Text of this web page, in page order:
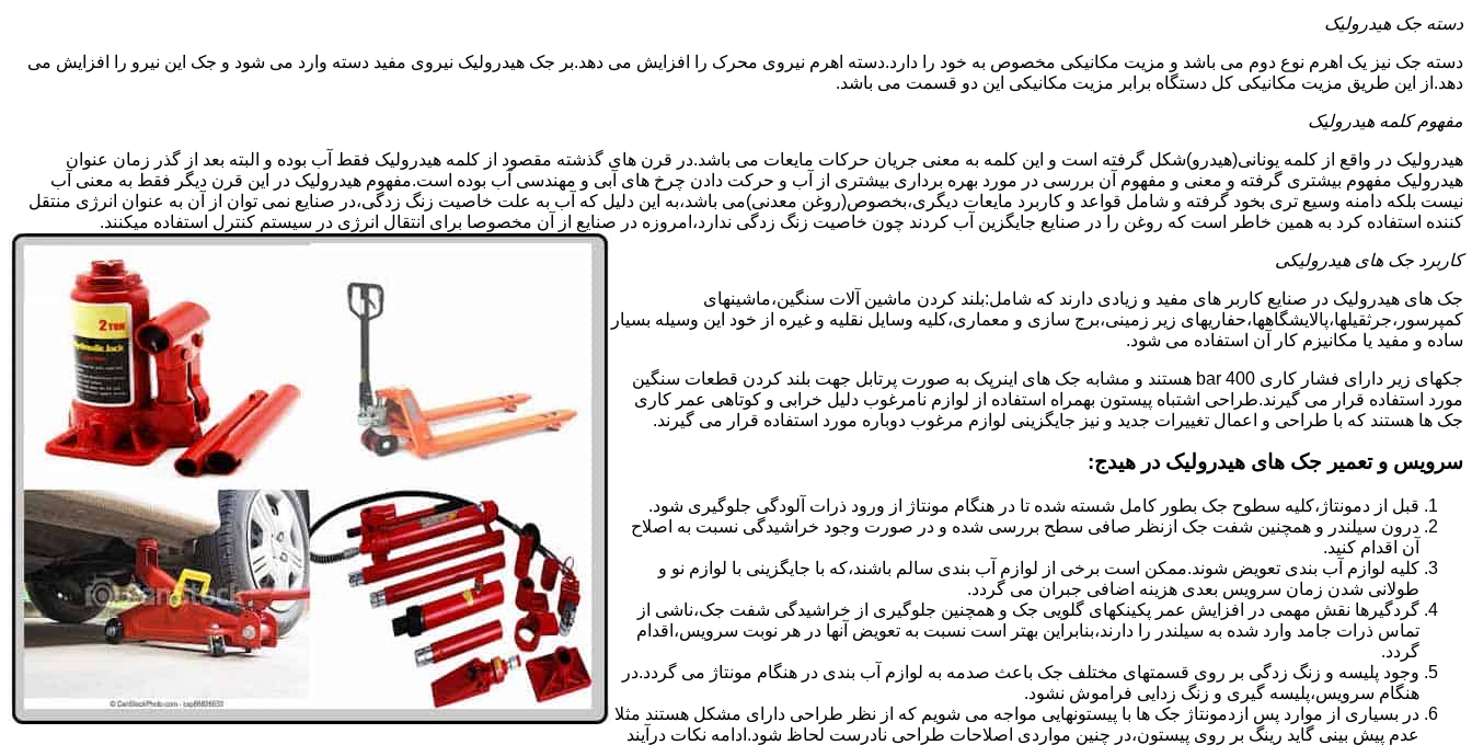
دسته جک هیدرولیک
دسته جک نیز یک اهرم نوع دوم می باشد و مزیت مکانیکی مخصوص به خود را دارد.دسته اهرم نیروی محرک را افزایش می دهد.بر جک هیدرولیک نیروی مفید دسته وارد می شود و جک این نیرو را افزایش می
دهد.از این طریق مزیت مکانیکی کل دستگاه برابر مزیت مکانیکی این دو قسمت می باشد.
مفهوم کلمه هیدرولیک
هیدرولیک در واقع از کلمه یونانی(هیدرو)شکل گرفته است و این کلمه به معنی جریان حرکات مایعات می باشد.در قرن های گذشته مقصود از کلمه هیدرولیک فقط آب بوده و البته بعد از گذر زمان عنوان
هیدرولیک مفهوم بیشتری گرفته و معنی و مفهوم آن بررسی در مورد بهره برداری بیشتری از آب و حرکت دادن چرخ های آبی و مهندسی آب بوده است.مفهوم هیدرولیک در این قرن دیگر فقط به معنی آب
نیست بلکه دامنه وسیع تری بخود گرفته و شامل قواعد و کاربرد مایعات دیگری،بخصوص(روغن معدنی)می باشد،به این دلیل که آب به علت خاصیت زنگ زدگی،در صنایع نمی توان از آن به عنوان انرژی منتقل
کننده استفاده کرد به همین خاطر است که روغن را در صنایع جایگزین آب کردند چون خاصیت زنگ زدگی ندارد،امروزه در صنایع از آن مخصوصا برای انتقال انرژی در سیستم کنترل استفاده میکنند.
کاربرد جک های هیدرولیکی
جک های هیدرولیک در صنایع کاربر های مفید و زیادی دارند که شامل:بلند کردن ماشین آلات سنگین،ماشینهای
کمپرسور،جرثقیلها،پالایشگاهها،حفاریهای زیر زمینی،برج سازی و معماری،کلیه وسایل نقلیه و غیره از خود این وسیله بسیار
ساده و مفید یا مکانیزم کار آن استفاده می شود.
جکهای زیر دارای فشار کاری 400 bar هستند و مشابه جک های اینرپک به صورت پرتابل جهت بلند کردن قطعات سنگین
مورد استفاده قرار می گیرند.طراحی اشتباه پیستون بهمراه استفاده از لوازم نامرغوب دلیل خرابی و کوتاهی عمر کاری
جک ها هستند که با طراحی و اعمال تغییرات جدید و نیز جایگزینی لوازم مرغوب دوباره مورد استفاده قرار می گیرند.
سرویس و تعمیر جک های هیدرولیک در هیدج:
قبل از دمونتاژ،کلیه سطوح جک بطور کامل شسته شده تا در هنگام مونتاژ از ورود ذرات آلودگی جلوگیری شود.
درون سیلندر و همچنین شفت جک ازنظر صافی سطح بررسی شده و در صورت وجود خراشیدگی نسبت به اصلاح
آن اقدام کنید.
کلیه لوازم آب بندی تعویض شوند.ممکن است برخی از لوازم آب بندی سالم باشند،که با جایگزینی با لوازم نو و
طولانی شدن زمان سرویس بعدی هزینه اضافی جبران می گردد.
گردگیرها نقش مهمی در افزایش عمر پکینکهای گلویی جک و همچنین جلوگیری از خراشیدگی شفت جک،ناشی از
تماس ذرات جامد وارد شده به سیلندر را دارند،بنابراین بهتر است نسبت به تعویض آنها در هر نوبت سرویس،اقدام
گردد.
وجود پلیسه و زنگ زدگی بر روی قسمتهای مختلف جک باعث صدمه به لوازم آب بندی در هنگام مونتاژ می گردد.در
هنگام سرویس،پلیسه گیری و زنگ زدایی فراموش نشود.
در بسیاری از موارد پس ازدمونتاژ جک ها با پیستونهایی مواجه می شویم که از نظر طراحی دارای مشکل هستند مثلا
عدم پیش بینی گاید رینگ بر روی پیستون،در چنین مواردی اصلاحات طراحی نادرست لحاظ شود.ادامه نکات درآیند